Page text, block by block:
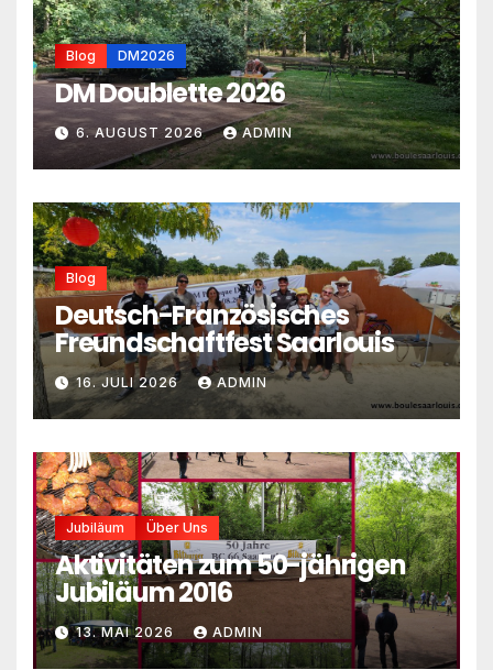
Blog DM2026
DM Doublette 2026
6. AUGUST 2026 ADMIN
Blog
Deutsch-Französisches
Freundschaftfest Saarlouis
16. JULI 2026 ADMIN
Jubiläum Über Uns
Aktivitäten zum 50-jährigen
Jubiläum 2016
13. MAI 2026 ADMIN